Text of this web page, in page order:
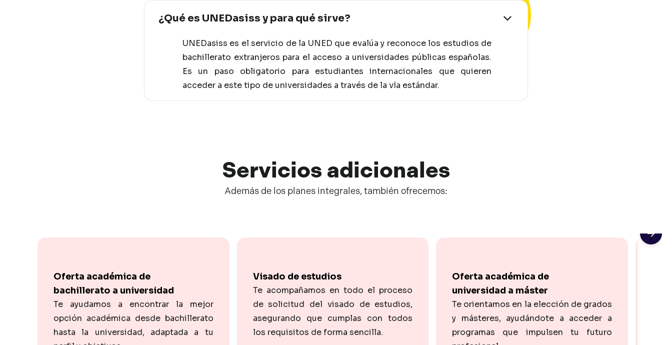
¿Qué es UNEDasiss y para qué sirve?
UNEDasiss es el servicio de la UNED que evalúa y reconoce los estudios de
bachillerato extranjeros para el acceso a universidades públicas españolas.
Es un paso obligatorio para estudiantes internacionales que quieren
acceder a este tipo de universidades a través de la vía estándar.
Servicios adicionales
Además de los planes integrales, también ofrecemos:
Oferta académica de
bachillerato a universidad
Te ayudamos a encontrar la mejor
opción académica desde bachillerato
hasta la universidad, adaptada a tu
Visado de estudios
Te acompañamos en todo el proceso
de solicitud del visado de estudios,
asegurando que cumplas con todos
los requisitos de forma sencilla.
Oferta académica de
universidad a máster
Te orientamos en la elección de grados
y másteres, ayudándote a acceder a
programas que impulsen tu futuro